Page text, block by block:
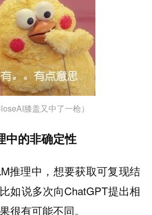
膝盖又中了一枪）
中的非确定性
推理中，想要获取可复现结
如说多次向ChatGPT提出相
很有可能不同。